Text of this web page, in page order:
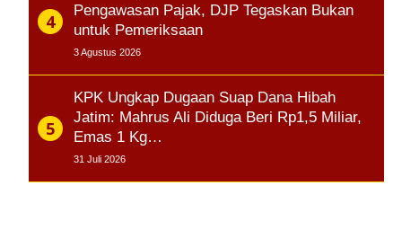
Pengawasan Pajak, DJP Tegaskan Bukan
untuk Pemeriksaan
3 Agustus 2026
KPK Ungkap Dugaan Suap Dana Hibah
Jatim: Mahrus Ali Diduga Beri Rp1,5 Miliar,
Emas 1 Kg…
31 Juli 2026